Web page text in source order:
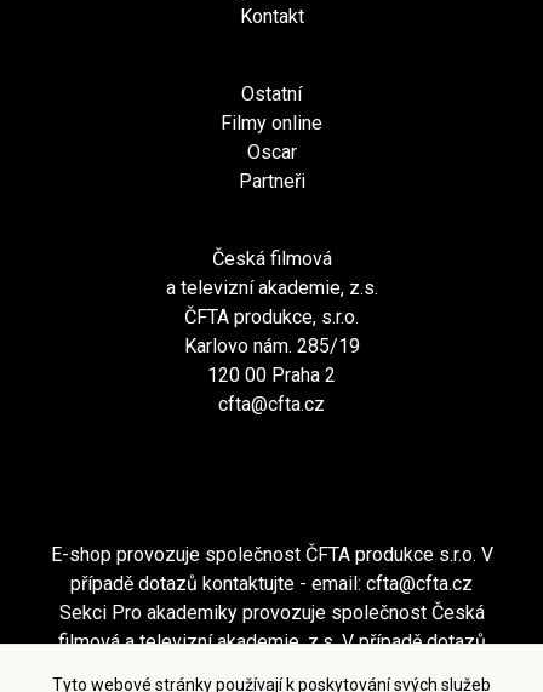
Tyto webové stránky používají k poskytování svých služeb
Kontakt
Ostatní
Filmy online
Oscar
Partneři
Česká filmová
a televizní akademie, z.s.
ČFTA produkce, s.r.o.
Karlovo nám. 285/19
120 00 Praha 2
cfta@cfta.cz
E-shop provozuje společnost ČFTA produkce s.r.o. V
případě dotazů kontaktujte - email: cfta@cfta.cz
Sekci Pro akademiky provozuje společnost Česká
filmová a televizní akademie, z.s. V případě dotazů